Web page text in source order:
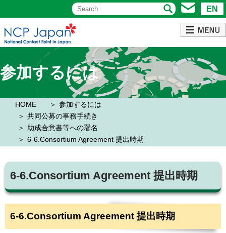
EN
参加するには
HOME
参加するには
共同公募の事務手続き
助成合意書等への署名
6-6.Consortium Agreement 提出時期
6-6.Consortium Agreement 提出時期
6-6.Consortium Agreement 提出時期